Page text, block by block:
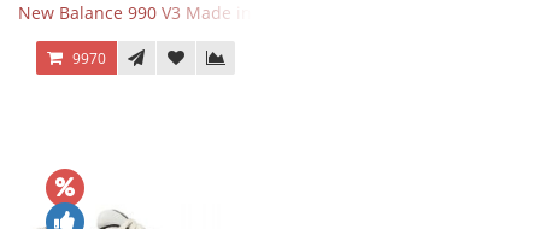
New Balance 990 V3 Made in USA Grey
9970